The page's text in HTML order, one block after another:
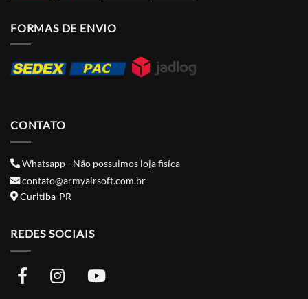
FORMAS DE ENVIO
CONTATO
Whatsapp - Não possuimos loja fisíca
contato@armyairsoft.com.br
Curitiba-PR
REDES SOCIAIS